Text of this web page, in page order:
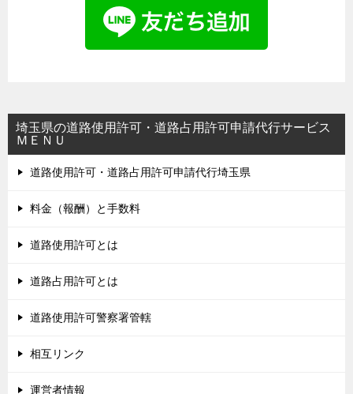
埼玉県の道路使用許可・道路占用許可申請代行サービス
ＭＥＮＵ
道路使用許可・道路占用許可申請代行埼玉県
料金（報酬）と手数料
道路使用許可とは
道路占用許可とは
道路使用許可警察署管轄
相互リンク
運営者情報